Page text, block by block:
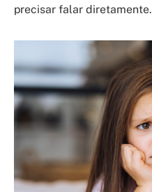
precisar falar diretamente.